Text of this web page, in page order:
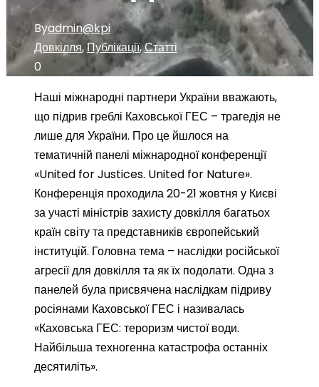
Byadmin@kpi
Довкілля,Публікації,Статті
0
Наші міжнародні партнери України вважають,
що підрив греблі Каховської ГЕС – трагедія не
лише для України. Про це йшлося на
тематичній панелі міжнародної конференції
«United for Justices. United for Nature».
Конференція проходила 20-21 жовтня у Києві
за участі міністрів захисту довкілля багатьох
країн світу та представників європейський
інституцій. Головна тема – наслідки російської
агресії для довкілля та як їх подолати. Одна з
панелей була присвячена наслідкам підриву
росіянами Каховської ГЕС і називалась
«Каховська ГЕС: тероризм чистої води.
Найбільша техногенна катастрофа останніх
десятиліть».